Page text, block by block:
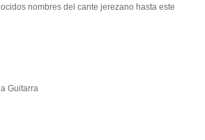
nombres del cante jerezano hasta este
Guitarra